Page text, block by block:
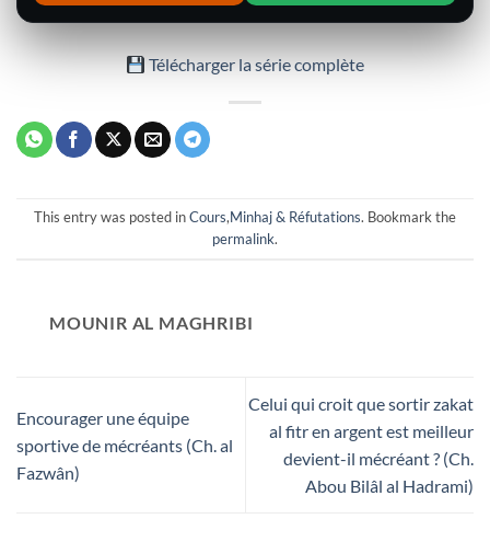
06.L'importance d'apprendre et d'appliquer la --:--
8. 08.S'écarter des groupes égarés
9. --:--
Télécharger la série complète
This entry was posted inCours,Minhaj & Réfutations. Bookmark the
permalink.
MOUNIR AL MAGHRIBI
Encourager une équipe
sportive de mécréants (Ch. al
Fazwân)
Celui qui croit que sortir zakat
al fitr en argent est meilleur
devient-il mécréant ? (Ch.
Abou Bilâl al Hadrami)